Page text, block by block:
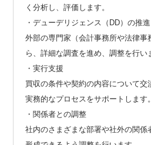
く分析し、評価します。
・デューデリジェンス（DD）の推進
外部の専門家（会計事務所や法律事
ら、詳細な調査を進め、調整を行い
・実行支援
買収の条件や契約の内容について交
実務的なプロセスをサポートします。
・関係者との調整
社内のさまざまな部署や社外の関係